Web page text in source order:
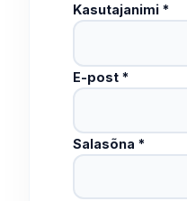
Kasutajanimi *
E-post *
Salasõna *